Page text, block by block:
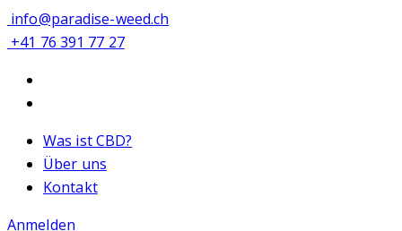
info@paradise-weed.ch
+41 76 391 77 27
Was ist CBD?
Über uns
Kontakt
Anmelden